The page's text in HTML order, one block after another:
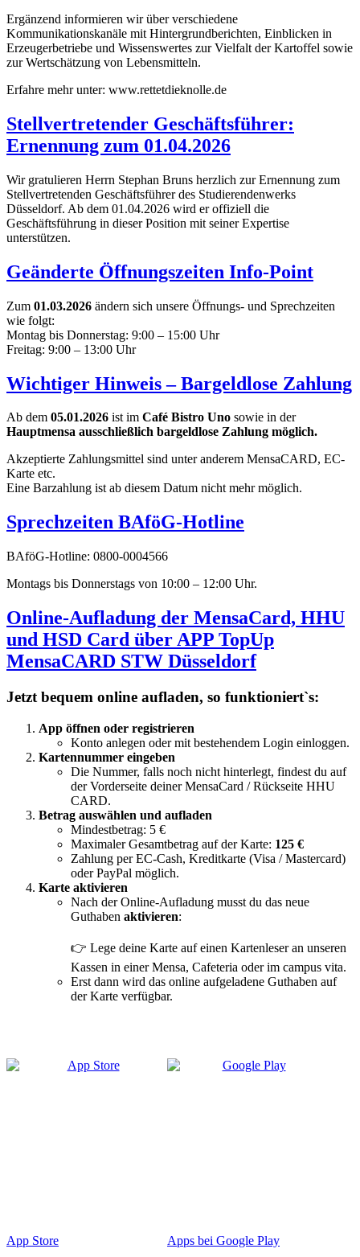
Ergänzend informieren wir über verschiedene
Kommunikationskanäle mit Hintergrundberichten, Einblicken in
Erzeugerbetriebe und Wissenswertes zur Vielfalt der Kartoffel sowie
zur Wertschätzung von Lebensmitteln.
Erfahre mehr unter: www.rettetdieknolle.de
Stellvertretender Geschäftsführer:
Ernennung zum 01.04.2026
Wir gratulieren Herrn Stephan Bruns herzlich zur Ernennung zum
Stellvertretenden Geschäftsführer des Studierendenwerks
Düsseldorf. Ab dem 01.04.2026 wird er offiziell die
Geschäftsführung in dieser Position mit seiner Expertise
unterstützen.
Geänderte Öffnungszeiten Info-Point
Zum 01.03.2026 ändern sich unsere Öffnungs- und Sprechzeiten
wie folgt:
Montag bis Donnerstag: 9:00 – 15:00 Uhr
Freitag: 9:00 – 13:00 Uhr
Wichtiger Hinweis – Bargeldlose Zahlung
Ab dem 05.01.2026 ist im Café Bistro Uno sowie in der
Hauptmensa ausschließlich bargeldlose Zahlung möglich.
Akzeptierte Zahlungsmittel sind unter anderem MensaCARD, EC-
Karte etc.
Eine Barzahlung ist ab diesem Datum nicht mehr möglich.
Sprechzeiten BAföG-Hotline
BAföG-Hotline: 0800-0004566
Montags bis Donnerstags von 10:00 – 12:00 Uhr.
Online-Aufladung der MensaCard, HHU
und HSD Card über APP TopUp
MensaCARD STW Düsseldorf
Jetzt bequem online aufladen, so funktioniert`s:
App öffnen oder registrieren
Konto anlegen oder mit bestehendem Login einloggen.
Kartennummer eingeben
Die Nummer, falls noch nicht hinterlegt, findest du auf
der Vorderseite deiner MensaCard / Rückseite HHU
CARD.
Betrag auswählen und aufladen
Mindestbetrag: 5 €
Maximaler Gesamtbetrag auf der Karte: 125 €
Zahlung per EC-Cash, Kreditkarte (Visa / Mastercard)
oder PayPal möglich.
Karte aktivieren
Nach der Online-Aufladung musst du das neue
Guthaben aktivieren:
👉 Lege deine Karte auf einen Kartenleser an unseren
Kassen in einer Mensa, Cafeteria oder im campus vita.
Erst dann wird das online aufgeladene Guthaben auf
der Karte verfügbar.
App Store Apps bei Google Play